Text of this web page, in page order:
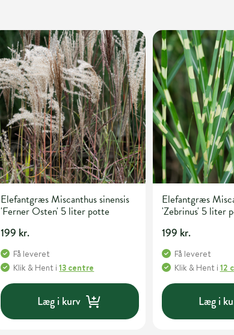
Elefantgræs Miscanthus sinensis
'Ferner Osten' 5 liter potte
199 kr.
Få leveret
Klik & Hent i13 centre
Læg i kurv
Elefantgræs
'Zebrinus' 5 liter
199 kr.
Få leveret
Klik & Hent i 12
Læg i